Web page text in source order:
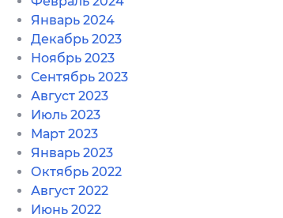
Январь 2024
Декабрь 2023
Ноябрь 2023
Сентябрь 2023
Август 2023
Июль 2023
Март 2023
Январь 2023
Октябрь 2022
Август 2022
Июнь 2022